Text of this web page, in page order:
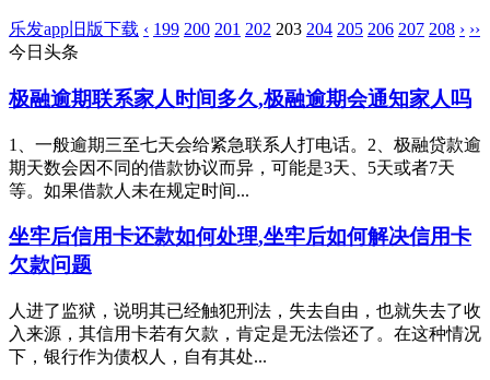
乐发app旧版下载 ‹ 199 200 201 202 203 204 205 206 207 208 › ››
今日头条
极融逾期联系家人时间多久,极融逾期会通知家人吗
1、一般逾期三至七天会给紧急联系人打电话。2、极融贷款逾
期天数会因不同的借款协议而异，可能是3天、5天或者7天
等。如果借款人未在规定时间...
坐牢后信用卡还款如何处理,坐牢后如何解决信用卡
欠款问题
人进了监狱，说明其已经触犯刑法，失去自由，也就失去了收
入来源，其信用卡若有欠款，肯定是无法偿还了。在这种情况
下，银行作为债权人，自有其处...